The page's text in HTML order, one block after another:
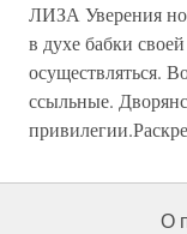
ЛИЗА Уверения
в духе бабки
осуществляться.
ссыльные.
О